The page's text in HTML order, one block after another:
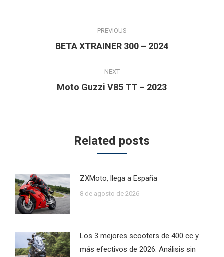
navigation
PREVIOUS
Previous
BETA XTRAINER 300 – 2024
NEXT
Next
Moto Guzzi V85 TT – 2023
Related posts
ZXMoto, llega a España
8 de agosto de 2026
Los 3 mejores scooters de 400 cc y
más efectivos de 2026: Análisis sin